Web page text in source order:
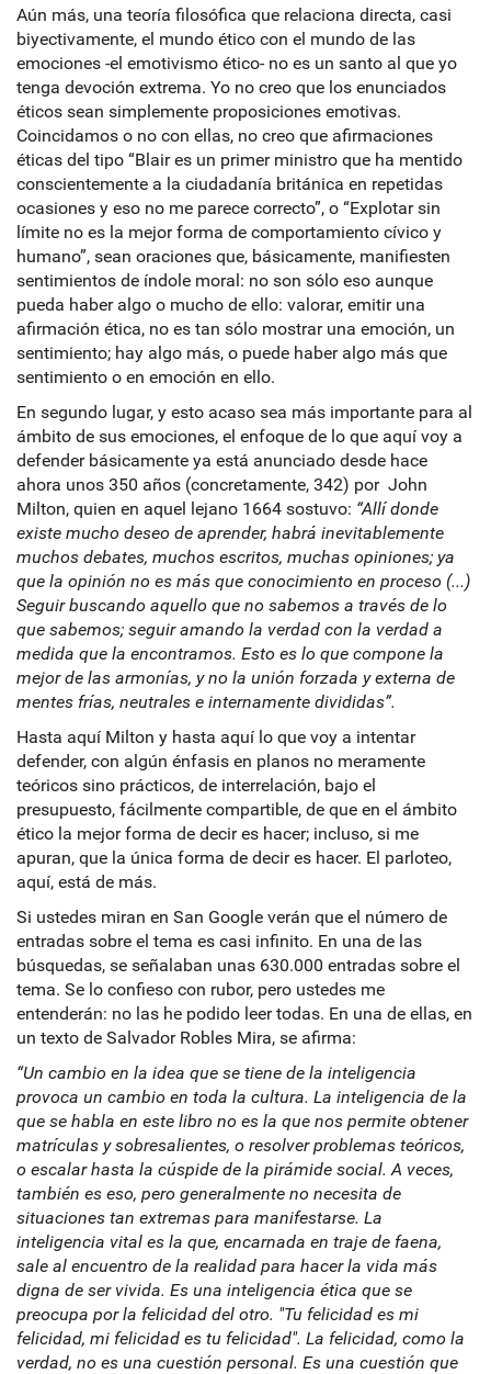
Aún más, una teoría filosófica que relaciona directa, casi
biyectivamente, el mundo ético con el mundo de las
emociones -el emotivismo ético- no es un santo al que yo
tenga devoción extrema. Yo no creo que los enunciados
éticos sean simplemente proposiciones emotivas.
Coincidamos o no con ellas, no creo que afirmaciones
éticas del tipo “Blair es un primer ministro que ha mentido
conscientemente a la ciudadanía británica en repetidas
ocasiones y eso no me parece correcto”, o “Explotar sin
límite no es la mejor forma de comportamiento cívico y
humano”, sean oraciones que, básicamente, manifiesten
sentimientos de índole moral: no son sólo eso aunque
pueda haber algo o mucho de ello: valorar, emitir una
afirmación ética, no es tan sólo mostrar una emoción, un
sentimiento; hay algo más, o puede haber algo más que
sentimiento o en emoción en ello.
En segundo lugar, y esto acaso sea más importante para al
ámbito de sus emociones, el enfoque de lo que aquí voy a
defender básicamente ya está anunciado desde hace
ahora unos 350 años (concretamente, 342) por John
Milton, quien en aquel lejano 1664 sostuvo: “Allí donde
existe mucho deseo de aprender, habrá inevitablemente
muchos debates, muchos escritos, muchas opiniones; ya
que la opinión no es más que conocimiento en proceso (...)
Seguir buscando aquello que no sabemos a través de lo
que sabemos; seguir amando la verdad con la verdad a
medida que la encontramos. Esto es lo que compone la
mejor de las armonías, y no la unión forzada y externa de
mentes frías, neutrales e internamente divididas”.
Hasta aquí Milton y hasta aquí lo que voy a intentar
defender, con algún énfasis en planos no meramente
teóricos sino prácticos, de interrelación, bajo el
presupuesto, fácilmente compartible, de que en el ámbito
ético la mejor forma de decir es hacer; incluso, si me
apuran, que la única forma de decir es hacer. El parloteo,
aquí, está de más.
Si ustedes miran en San Google verán que el número de
entradas sobre el tema es casi infinito. En una de las
búsquedas, se señalaban unas 630.000 entradas sobre el
tema. Se lo confieso con rubor, pero ustedes me
entenderán: no las he podido leer todas. En una de ellas, en
un texto de Salvador Robles Mira, se afirma:
“Un cambio en la idea que se tiene de la inteligencia
provoca un cambio en toda la cultura. La inteligencia de la
que se habla en este libro no es la que nos permite obtener
matrículas y sobresalientes, o resolver problemas teóricos,
o escalar hasta la cúspide de la pirámide social. A veces,
también es eso, pero generalmente no necesita de
situaciones tan extremas para manifestarse. La
inteligencia vital es la que, encarnada en traje de faena,
sale al encuentro de la realidad para hacer la vida más
digna de ser vivida. Es una inteligencia ética que se
preocupa por la felicidad del otro. "Tu felicidad es mi
felicidad, mi felicidad es tu felicidad". La felicidad, como la
verdad, no es una cuestión personal. Es una cuestión que